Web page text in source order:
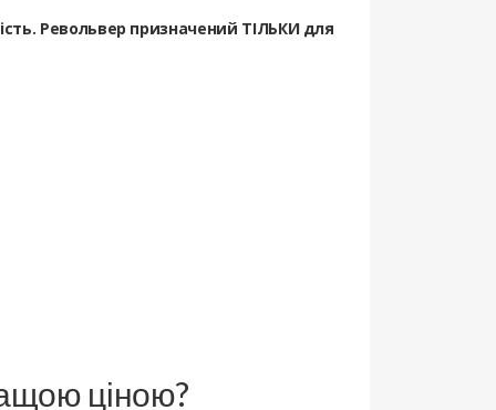
Револьвер призначений ТІЛЬКИ для
ціною?